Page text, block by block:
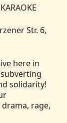
Str. 6,
here in
solidarity!
rage,